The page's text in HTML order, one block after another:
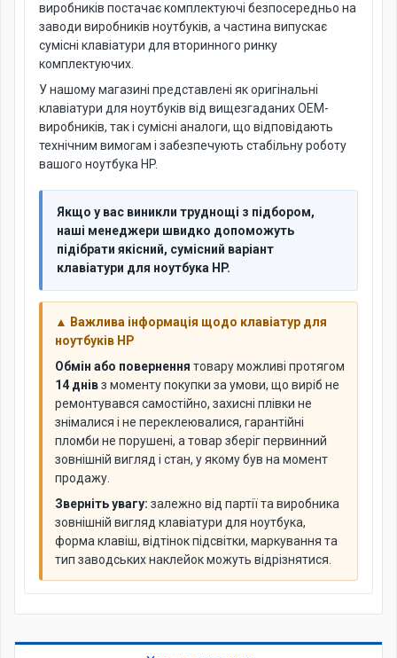
виробників постачає комплектуючі безпосередньо на
заводи виробників ноутбуків, а частина випускає
сумісні клавіатури для вторинного ринку
комплектуючих.
У нашому магазині представлені як оригінальні
клавіатури для ноутбуків від вищезгаданих OEM-
виробників, так і сумісні аналоги, що відповідають
технічним вимогам і забезпечують стабільну роботу
вашого ноутбука HP.
Якщо у вас виникли труднощі з підбором,
наші менеджери швидко допоможуть
підібрати якісний, сумісний варіант
клавіатури для ноутбука HP.
▲ Важлива інформація щодо клавіатур для
ноутбуків HP
Обмін або повернення товару можливі протягом
14 днівз моменту покупки за умови, що виріб не
ремонтувався самостійно, захисні плівки не
знімалися і не переклеювалися, гарантійні
пломби не порушені, а товар зберіг первинний
зовнішній вигляд і стан, у якому був на момент
продажу.
Зверніть увагу: залежно від партії та виробника
зовнішній вигляд клавіатури для ноутбука,
форма клавіш, відтінок підсвітки, маркування та
тип заводських наклейок можуть відрізнятися.